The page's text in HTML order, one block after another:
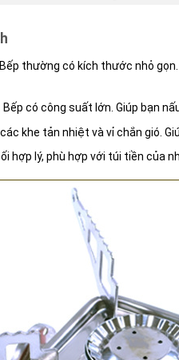
Bếp thường có kích thước nhỏ
Bếp có công suất lớn. Giúp bạn
khe tản nhiệt và vỉ chắn gió.
hợp lý, phù hợp với túi tiền của